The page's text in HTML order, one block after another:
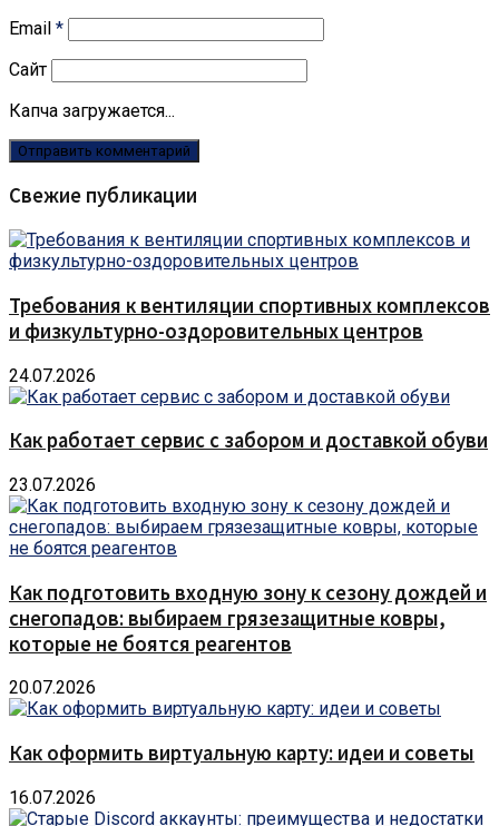
Email *
Сайт
Капча загружается...
Свежие публикации
Требования к вентиляции спортивных комплексов
и физкультурно-оздоровительных центров
24.07.2026
Как работает сервис с забором и доставкой обуви
23.07.2026
Как подготовить входную зону к сезону дождей и
снегопадов: выбираем грязезащитные ковры,
которые не боятся реагентов
20.07.2026
Как оформить виртуальную карту: идеи и советы
16.07.2026